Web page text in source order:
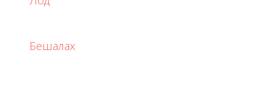
Бешалах